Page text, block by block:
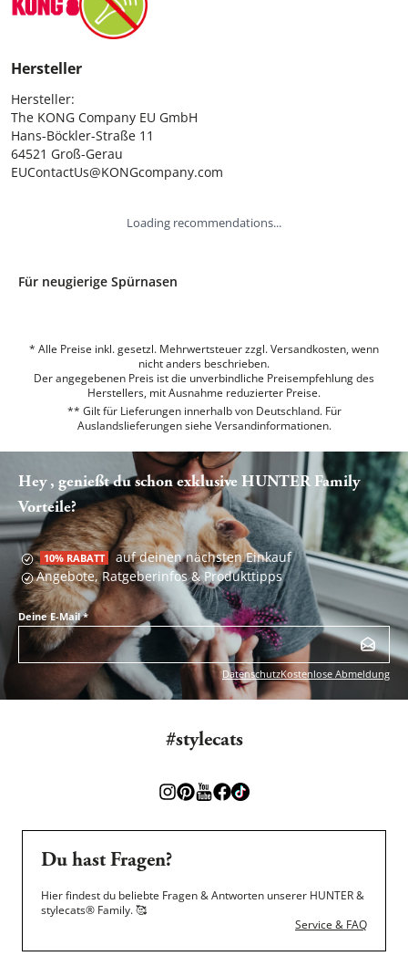
Hersteller
Hersteller:
The KONG Company EU GmbH
Hans-Böckler-Straße 11
64521 Groß-Gerau
EUContactUs@KONGcompany.com
Loading recommendations...
Für neugierige Spürnasen
* Alle Preise inkl. gesetzl. Mehrwertsteuer zzgl. Versandkosten, wenn
nicht anders beschrieben.
Der angegebenen Preis ist die unverbindliche Preisempfehlung des
Herstellers, mit Ausnahme reduzierter Preise.
** Gilt für Lieferungen innerhalb von Deutschland. Für
Auslandslieferungen siehe Versandinformationen.
Hey , genießt du schon exklusive HUNTER Family
Vorteile?
10% RABATT auf deinen nächsten Einkauf
Angebote, Ratgeberinfos & Produkttipps
Deine E-Mail*
DatenschutzKostenlose Abmeldung
#stylecats
Du hast Fragen?
Hier findest du beliebte Fragen & Antworten unserer HUNTER &
stylecats® Family.🥰
Service & FAQ